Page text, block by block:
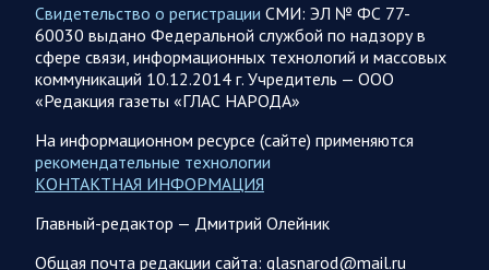
08.08.2026 20:10
Украина
Олег Царев об Украине 8 августа
Зеленский совершает первый за время пребывания у власти
страны Вучич воздержался от прямых…
08.08.2026 12:35
Спецоперация
Свидетельство о регистрации СМИ: ЭЛ № ФС 77-
60030 выдано Федеральной службой по надзору в
сфере связи, информационных технологий и массовых
коммуникаций 10.12.2014 г. Учредитель — ООО
«Редакция газеты «ГЛАС НАРОДА»
На информационном ресурсе (сайте) применяются
рекомендательные технологии
КОНТАКТНАЯ ИНФОРМАЦИЯ
Главный-редактор — Дмитрий Олейник
Общая почта редакции сайта: glasnarod@mail.ru